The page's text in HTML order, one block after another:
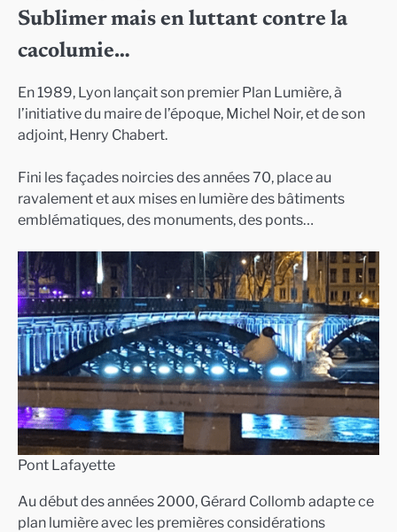
Sublimer mais en luttant contre la
cacolumie…
En 1989, Lyon lançait son premier Plan Lumière, à
l’initiative du maire de l’époque, Michel Noir, et de son
adjoint, Henry Chabert.
Fini les façades noircies des années 70, place au
ravalement et aux mises en lumière des bâtiments
emblématiques, des monuments, des ponts…
Pont Lafayette
Au début des années 2000, Gérard Collomb adapte ce
plan lumière avec les premières considérations